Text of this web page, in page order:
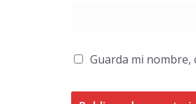
Guarda mi nombre,